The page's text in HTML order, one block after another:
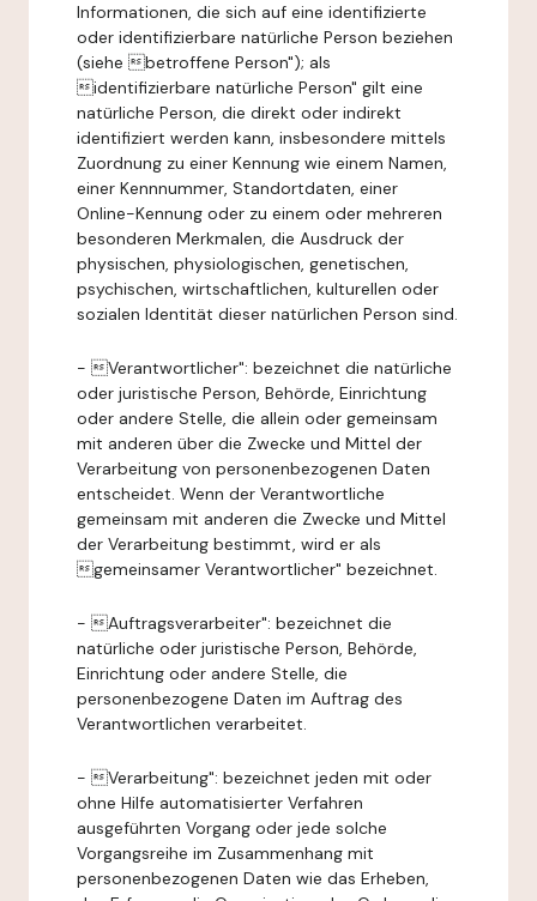
Informationen, die sich auf eine identifizierte
oder identifizierbare natürliche Person beziehen
(siehe betroffene Person"); als
identifizierbare natürliche Person" gilt eine
natürliche Person, die direkt oder indirekt
identifiziert werden kann, insbesondere mittels
Zuordnung zu einer Kennung wie einem Namen,
einer Kennnummer, Standortdaten, einer
Online-Kennung oder zu einem oder mehreren
besonderen Merkmalen, die Ausdruck der
physischen, physiologischen, genetischen,
psychischen, wirtschaftlichen, kulturellen oder
sozialen Identität dieser natürlichen Person sind.
- Verantwortlicher": bezeichnet die natürliche
oder juristische Person, Behörde, Einrichtung
oder andere Stelle, die allein oder gemeinsam
mit anderen über die Zwecke und Mittel der
Verarbeitung von personenbezogenen Daten
entscheidet. Wenn der Verantwortliche
gemeinsam mit anderen die Zwecke und Mittel
der Verarbeitung bestimmt, wird er als
gemeinsamer Verantwortlicher" bezeichnet.
- Auftragsverarbeiter": bezeichnet die
natürliche oder juristische Person, Behörde,
Einrichtung oder andere Stelle, die
personenbezogene Daten im Auftrag des
Verantwortlichen verarbeitet.
- Verarbeitung": bezeichnet jeden mit oder
ohne Hilfe automatisierter Verfahren
ausgeführten Vorgang oder jede solche
Vorgangsreihe im Zusammenhang mit
personenbezogenen Daten wie das Erheben,